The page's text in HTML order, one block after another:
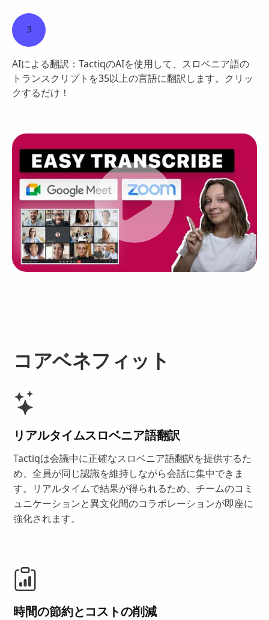
3
AIによる翻訳：TactiqのAIを使用して、スロベニア語の
トランスクリプトを35以上の言語に翻訳します。クリッ
クするだけ！
コアベネフィット
リアルタイムスロベニア語翻訳
Tactiqは会議中に正確なスロベニア語翻訳を提供するた
め、全員が同じ認識を維持しながら会話に集中できま
す。リアルタイムで結果が得られるため、チームのコミ
ュニケーションと異文化間のコラボレーションが即座に
強化されます。
時間の節約とコストの削減